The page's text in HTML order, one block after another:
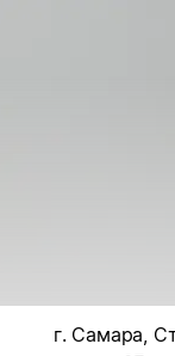
г. Самара,